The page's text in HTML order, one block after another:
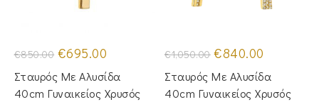
€850.00 Original
price
was:
€850.00.
€695.00
τιμή
είναι:
€695.00.
Σταυρός Με Αλυσίδα
40cm Γυναικείος Χρυσός
€1,050.00 Original
price
was:
€1,050.00.
€840.00
τιμή
είναι:
€840.00.
Σταυρός Με Αλυσίδα
40cm Γυναικείος Χρυσός